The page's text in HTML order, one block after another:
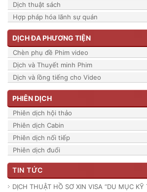
Dịch thuật sách
Hợp pháp hóa lãnh sự quán
DỊCH ĐA PHƯƠNG TIỆN
Chèn phụ đề Phim video
Dịch và Thuyết minh Phim
Dịch và lồng tiếng cho Video
PHIÊN DỊCH
Phiên dịch hội thảo
Phiên dịch Cabin
Phiên dịch nối tiếp
Phiên dịch đuổi
TIN TỨC
DỊCH THUẬT HỒ SƠ XIN VISA “DU MỤC KỸ